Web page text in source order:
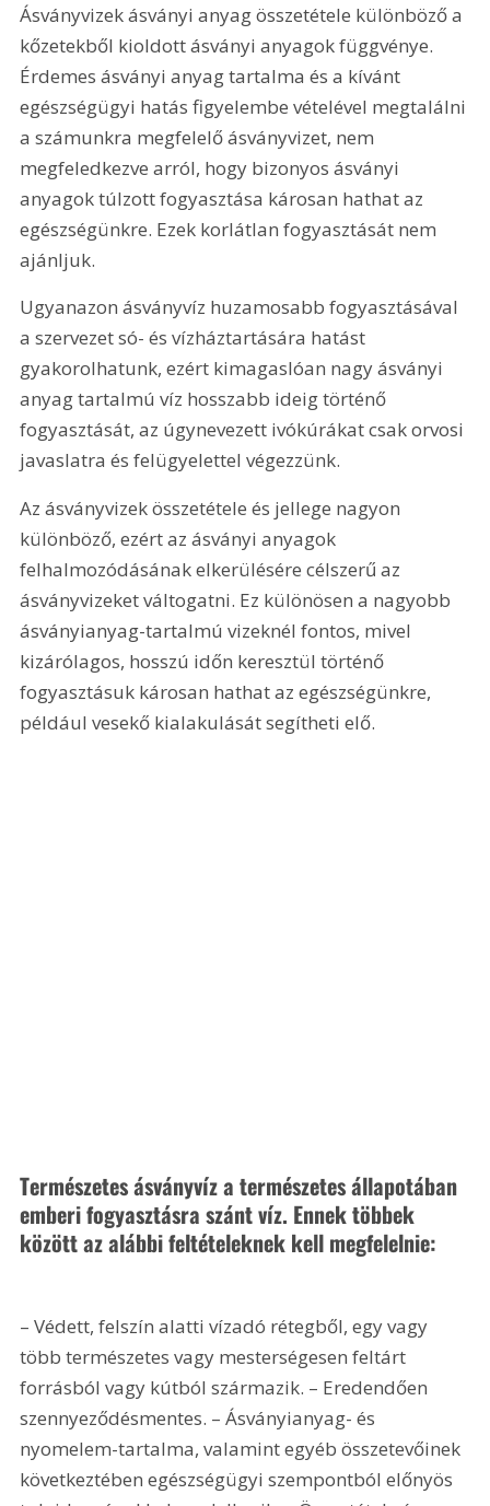
Ásványvizek ásványi anyag összetétele különböző a
kőzetekből kioldott ásványi anyagok függvénye.
Érdemes ásványi anyag tartalma és a kívánt
egészségügyi hatás figyelembe vételével megtalálni
a számunkra megfelelő ásványvizet, nem
megfeledkezve arról, hogy bizonyos ásványi
anyagok túlzott fogyasztása károsan hathat az
egészségünkre. Ezek korlátlan fogyasztását nem
ajánljuk.
Ugyanazon ásványvíz huzamosabb fogyasztásával
a szervezet só- és vízháztartására hatást
gyakorolhatunk, ezért kimagaslóan nagy ásványi
anyag tartalmú víz hosszabb ideig történő
fogyasztását, az úgynevezett ivókúrákat csak orvosi
javaslatra és felügyelettel végezzünk.
Az ásványvizek összetétele és jellege nagyon
különböző, ezért az ásványi anyagok
felhalmozódásának elkerülésére célszerű az
ásványvizeket váltogatni. Ez különösen a nagyobb
ásványianyag-tartalmú vizeknél fontos, mivel
kizárólagos, hosszú időn keresztül történő
fogyasztásuk károsan hathat az egészségünkre,
például vesekő kialakulását segítheti elő.
Természetes ásványvíz a természetes állapotában
emberi fogyasztásra szánt víz. Ennek többek
között az alábbi feltételeknek kell megfelelnie:
– Védett, felszín alatti vízadó rétegből, egy vagy
több természetes vagy mesterségesen feltárt
forrásból vagy kútból származik. – Eredendően
szennyeződésmentes. – Ásványianyag- és
nyomelem-tartalma, valamint egyéb összetevőinek
következtében egészségügyi szempontból előnyös